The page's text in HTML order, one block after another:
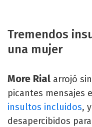
Tremendos
una mujer
More Rial arrojó
picantes mensajes
insultos incluidos,
desapercibidos